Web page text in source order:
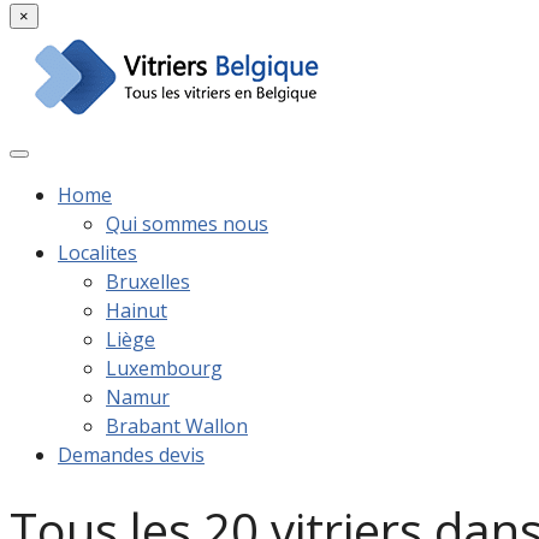
×
Home
Qui sommes nous
Localites
Bruxelles
Hainut
Liège
Luxembourg
Namur
Brabant Wallon
Demandes devis